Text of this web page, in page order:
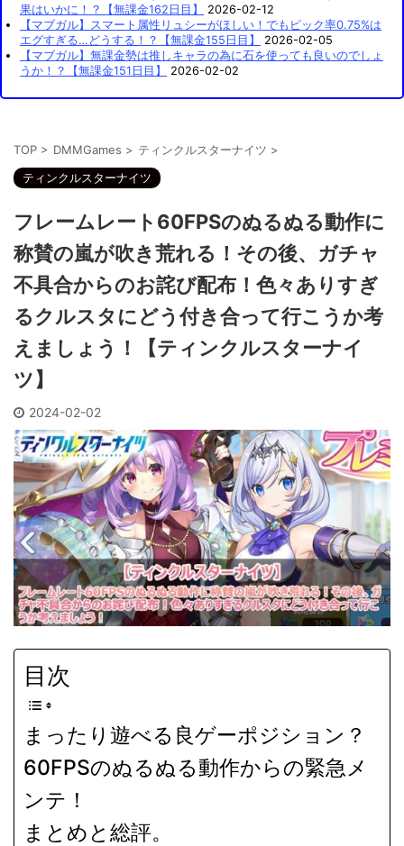
果はいかに！？【無課金162日目】
2026-02-12
【マブガル】スマート属性リュシーがほしい！でもピック率0.75%は
エグすぎる…どうする！？【無課金155日目】
2026-02-05
【マブガル】無課金勢は推しキャラの為に石を使っても良いのでしょ
うか！？【無課金151日目】
2026-02-02
TOP > DMMGames > ティンクルスターナイツ >
ティンクルスターナイツ
フレームレート60FPSのぬるぬる動作に
称賛の嵐が吹き荒れる！その後、ガチャ
不具合からのお詫び配布！色々ありすぎ
るクルスタにどう付き合って行こうか考
えましょう！【ティンクルスターナイ
ツ】
2024-02-02
目次
まったり遊べる良ゲーポジション？
60FPSのぬるぬる動作からの緊急メ
ンテ！
まとめと総評。